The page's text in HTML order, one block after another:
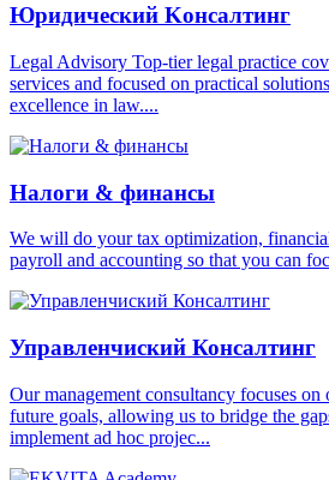
Юридический Kонсалтинг
Legal Advisory Top-tier legal practice
services and focused on practical
excellence in law....
Налоги & финансы
We will do your tax optimization,
payroll and accounting so that you can
Управленчиский Консалтинг
Our management consultancy focuses on
future goals, allowing us to bridge the
implement ad hoc projec...